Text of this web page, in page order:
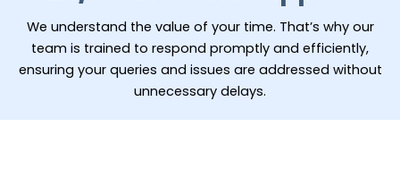
We understand the value of your time. That’s why our
team is trained to respond promptly and efficiently,
ensuring your queries and issues are addressed without
unnecessary delays.